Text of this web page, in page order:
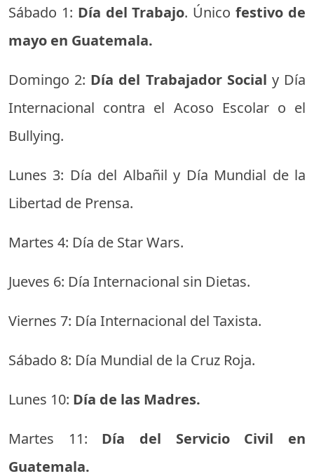
Sábado 1: Día del Trabajo. Único festivo de
mayo en Guatemala.
Domingo 2: Día del Trabajador Social y Día
Internacional contra el Acoso Escolar o el
Bullying.
Lunes 3: Día del Albañil y Día Mundial de la
Libertad de Prensa.
Martes 4: Día de Star Wars.
Jueves 6: Día Internacional sin Dietas.
Viernes 7: Día Internacional del Taxista.
Sábado 8: Día Mundial de la Cruz Roja.
Lunes 10: Día de las Madres.
Martes 11: Día del Servicio Civil en
Guatemala.